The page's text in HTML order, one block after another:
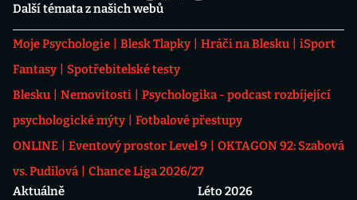
Další témata z našich webů
Moje Psychologie Blesk Tlapky Hráči na Blesku
iSport
Fantasy
Spotřebitelské testy
Blesku
Nemovitosti
Psychologika - podcast rozbíjející
psychologické mýty
Fotbalové přestupy
ONLINE
Eventový prostor Level 9
OKTAGON 92: Szabová
vs. Pudilová
Chance Liga 2026/27
Aktuálně
Léto 2026